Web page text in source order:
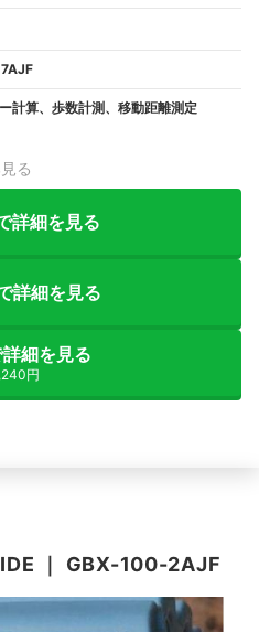
計算、歩数計測、移動距離測定
る
詳細を見る
詳細を見る
細を見る
円
GBX-100-2AJF